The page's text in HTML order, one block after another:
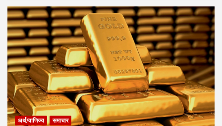
अर्थ/वाणिज्य समाचार